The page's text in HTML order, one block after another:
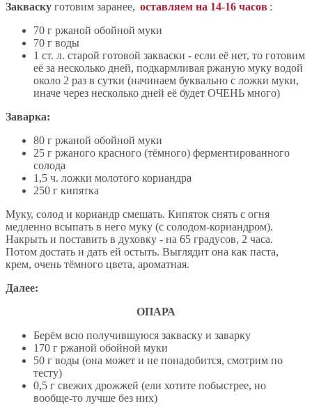
Закваску готовим заранее, оставляем на 14-16 часов :
70 г ржаной обойной муки
70 г воды
1 ст. л. старой готовой закваски - если её нет, то готовим
её за несколько дней, подкармливая ржаную муку водой
около 2 раз в сутки (начинаем буквально с ложки муки,
иначе через несколько дней её будет ОЧЕНЬ много)
Заварка:
80 г ржаной обойной муки
25 г ржаного красного (тёмного) ферментированного
солода
1,5 ч. ложки молотого кориандра
250 г кипятка
Муку, солод и кориандр смешать. Кипяток снять с огня
медленно всыпать в него муку (с солодом-кориандром).
Накрыть и поставить в духовку - на 65 градусов, 2 часа.
Потом достать и дать ей остыть. Выглядит она как паста,
крем, очень тёмного цвета, ароматная.
Далее:
ОПАРА
Берём всю получившуюся закваску и заварку
170 г ржаной обойной муки
50 г воды (она может и не понадобится, смотрим по
тесту)
0,5 г свежих дрожжей (ели хотите побыстрее, но
вообще-то лучше без них)